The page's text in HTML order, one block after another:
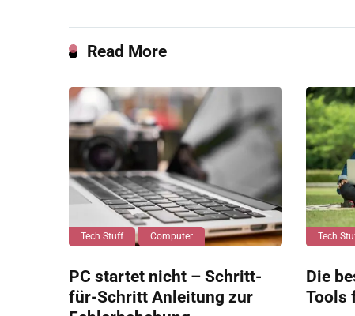
Read More
Tech Stuff Computer
PC startet nicht – Schritt-
für-Schritt Anleitung zur
Tech
Die
Tools